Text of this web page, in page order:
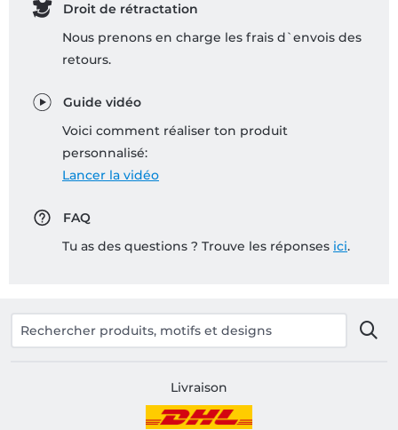
Droit de rétractation
Nous prenons en charge les frais d`envois des
retours.
Guide vidéo
Voici comment réaliser ton produit
personnalisé:
Lancer la vidéo
FAQ
Tu as des questions ? Trouve les réponses ici.
Livraison